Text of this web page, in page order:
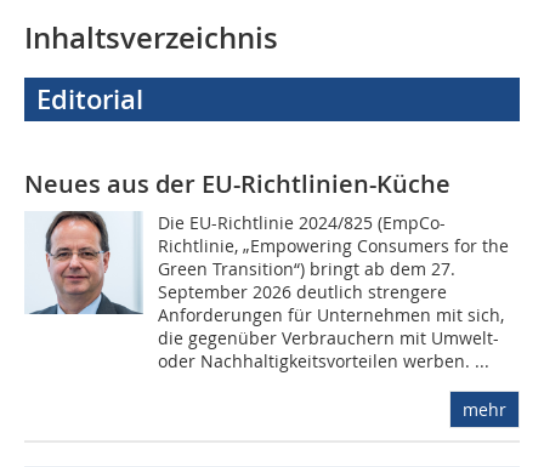
Inhaltsverzeichnis
Editorial
Neues aus der EU-Richtlinien-Küche
Die EU-Richtlinie 2024/825 (EmpCo-
Richtlinie, „Empowering Consumers for the
Green Transition“) bringt ab dem 27.
September 2026 deutlich strengere
Anforderungen für Unternehmen mit sich,
die gegenüber Verbrauchern mit Umwelt-
oder Nachhaltigkeitsvorteilen werben. ...
mehr